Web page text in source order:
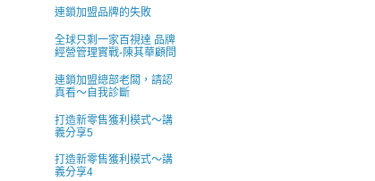
連鎖加盟品牌的失敗
全球只剩一家百視達 品牌
經營管理實戰-陳其華顧問
連鎖加盟總部老闆，請認
真看～自我診斷
打造新零售獲利模式～講
義分享5
打造新零售獲利模式～講
義分享4